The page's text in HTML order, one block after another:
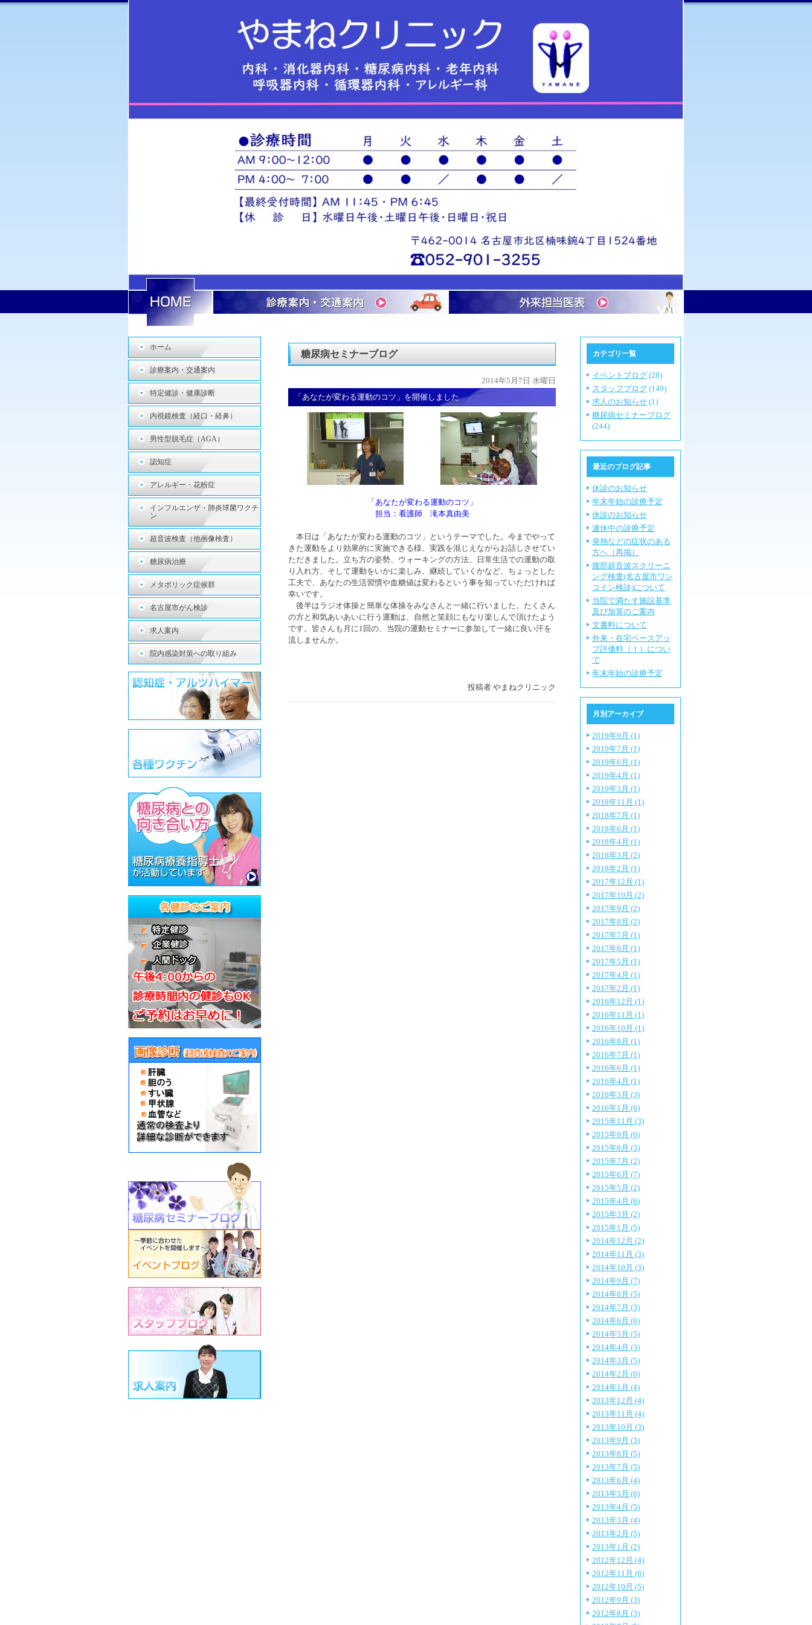
糖尿病セミナーブログ
2014年5月7日 水曜日
「あなたが変わる運動のコツ」を開催しました
「あなたが変わる運動のコツ」
担当：看護師 滝本真由美
本日は「あなたが変わる運動のコツ」というテーマでした。今までやって
きた運動をより効果的に実施できる様、実践を混じえながらお話しさせてい
ただきました。立ち方の姿勢、ウォーキングの方法、日常生活での運動の取
り入れ方、そして運動をいかに楽しみ、継続していくかなど、ちょっとした
工夫で、あなたの生活習慣や血糖値は変わるという事を知っていただければ
幸いです。
後半はラジオ体操と簡単な体操をみなさんと一緒に行いました。たくさん
の方と和気あいあいに行う運動は、自然と笑顔にもなり楽しんで頂けたよう
です。皆さんも月に1回の、当院の運動セミナーに参加して一緒に良い汗を
流しませんか。
投稿者やまねクリニック
カテゴリ一覧
イベントブログ(28)
スタッフブログ(149)
求人のお知らせ(1)
糖尿病セミナーブログ
(244)
最近のブログ記事
休診のお知らせ
年末年始の診療予定
休診のお知らせ
連休中の診療予定
発熱などの症状のある
方へ（再掲）
腹部超音波スクリーニ
ング検査(名古屋市ワン
コイン検診)について
当院で満たす施設基準
及び加算のご案内
文書料について
外来・在宅ベースアッ
プ評価料（Ⅰ）につい
て
年末年始の診療予定
月別アーカイブ
2019年9月 (1)
2019年7月 (1)
2019年6月 (1)
2019年4月 (1)
2019年3月 (1)
2018年11月 (1)
2018年7月 (1)
2018年6月 (1)
2018年4月 (1)
2018年3月 (2)
2018年2月 (1)
2017年12月 (1)
2017年10月 (2)
2017年9月 (2)
2017年8月 (2)
2017年7月 (1)
2017年6月 (1)
2017年5月 (1)
2017年4月 (1)
2017年2月 (1)
2016年12月 (1)
2016年11月 (1)
2016年10月 (1)
2016年8月 (1)
2016年7月 (1)
2016年6月 (1)
2016年4月 (1)
2016年3月 (3)
2016年1月 (6)
2015年11月 (3)
2015年9月 (6)
2015年8月 (3)
2015年7月 (2)
2015年6月 (7)
2015年5月 (2)
2015年4月 (6)
2015年3月 (2)
2015年1月 (5)
2014年12月 (2)
2014年11月 (3)
2014年10月 (3)
2014年9月 (7)
2014年8月 (5)
2014年7月 (3)
2014年6月 (6)
2014年5月 (5)
2014年4月 (3)
2014年3月 (5)
2014年2月 (6)
2014年1月 (4)
2013年12月 (4)
2013年11月 (4)
2013年10月 (3)
2013年9月 (3)
2013年8月 (5)
2013年7月 (5)
2013年6月 (4)
2013年5月 (6)
2013年4月 (5)
2013年3月 (4)
2013年2月 (5)
2013年1月 (2)
2012年12月 (4)
2012年11月 (6)
2012年10月 (5)
2012年9月 (3)
2012年8月 (3)
ホーム
診療案内・交通案内
特定健診・健康診断
内視鏡検査（経口・経鼻）
男性型脱毛症（AGA）
認知症
アレルギー・花粉症
インフルエンザ・肺炎球菌ワクチ
ン
超音波検査（他画像検査）
糖尿病治療
メタボリック症候群
名古屋市がん検診
求人案内
院内感染対策への取り組み